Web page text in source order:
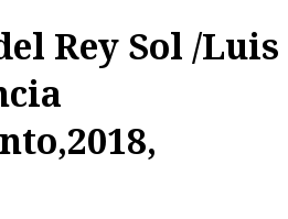
Rey Sol /Luis